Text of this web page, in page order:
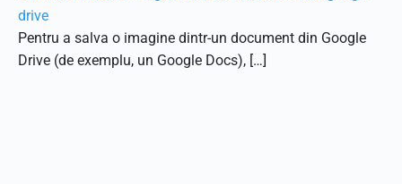
drive
Pentru a salva o imagine dintr-un document din Google
Drive (de exemplu, un Google Docs), […]